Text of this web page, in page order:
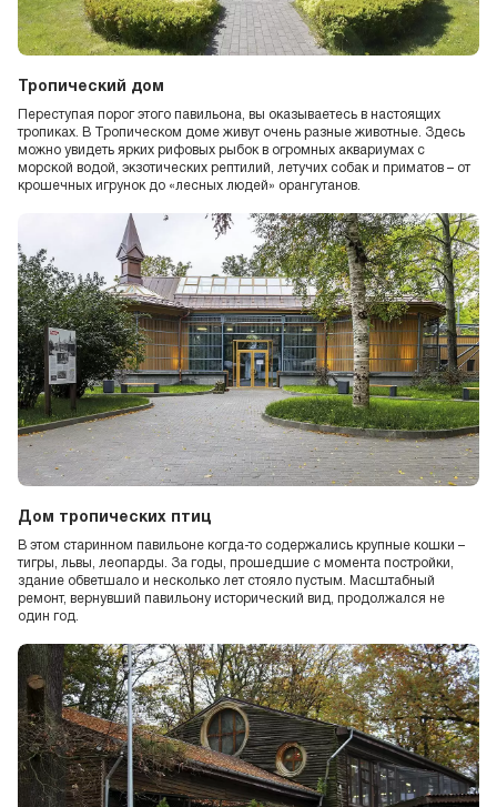
Тропический дом
Переступая порог этого павильона, вы оказываетесь в настоящих
тропиках. В Тропическом доме живут очень разные животные. Здесь
можно увидеть ярких рифовых рыбок в огромных аквариумах с
морской водой, экзотических рептилий, летучих собак и приматов – от
крошечных игрунок до «лесных людей» орангутанов.
Дом тропических птиц
В этом старинном павильоне когда-то содержались крупные кошки –
тигры, львы, леопарды. За годы, прошедшие с момента постройки,
здание обветшало и несколько лет стояло пустым. Масштабный
ремонт, вернувший павильону исторический вид, продолжался не
один год.